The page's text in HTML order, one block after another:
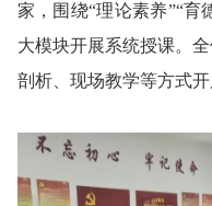
家，围绕“理论素养”“育
大模块开展系统授课。
剖析、现场教学等方式开